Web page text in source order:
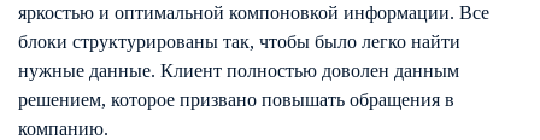
яркостью и оптимальной компоновкой информации. Все
блоки структурированы так, чтобы было легко найти
нужные данные. Клиент полностью доволен данным
решением, которое призвано повышать обращения в
компанию.